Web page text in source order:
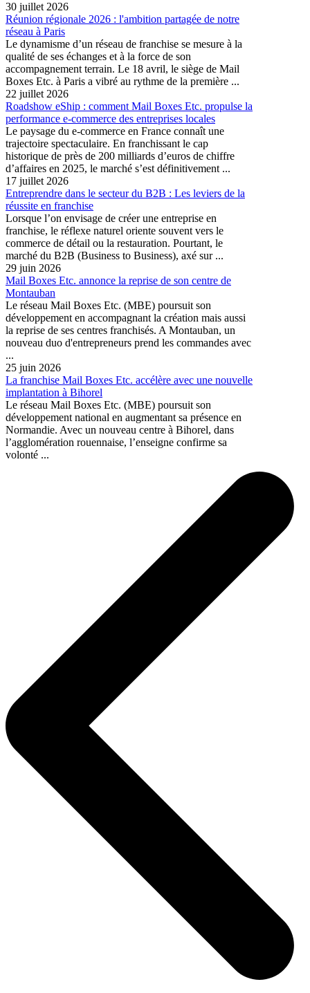
30 juillet 2026
Réunion régionale 2026 : l'ambition partagée de notre
réseau à Paris
Le dynamisme d’un réseau de franchise se mesure à la
qualité de ses échanges et à la force de son
accompagnement terrain. Le 18 avril, le siège de Mail
Boxes Etc. à Paris a vibré au rythme de la première ...
22 juillet 2026
Roadshow eShip : comment Mail Boxes Etc. propulse la
performance e-commerce des entreprises locales
Le paysage du e-commerce en France connaît une
trajectoire spectaculaire. En franchissant le cap
historique de près de 200 milliards d’euros de chiffre
d’affaires en 2025, le marché s’est définitivement ...
17 juillet 2026
Entreprendre dans le secteur du B2B : Les leviers de la
réussite en franchise
Lorsque l’on envisage de créer une entreprise en
franchise, le réflexe naturel oriente souvent vers le
commerce de détail ou la restauration. Pourtant, le
marché du B2B (Business to Business), axé sur ...
29 juin 2026
Mail Boxes Etc. annonce la reprise de son centre de
Montauban
Le réseau Mail Boxes Etc. (MBE) poursuit son
développement en accompagnant la création mais aussi
la reprise de ses centres franchisés. A Montauban, un
nouveau duo d'entrepreneurs prend les commandes avec
...
25 juin 2026
La franchise Mail Boxes Etc. accélère avec une nouvelle
implantation à Bihorel
Le réseau Mail Boxes Etc. (MBE) poursuit son
développement national en augmentant sa présence en
Normandie. Avec un nouveau centre à Bihorel, dans
l’agglomération rouennaise, l’enseigne confirme sa
volonté ...